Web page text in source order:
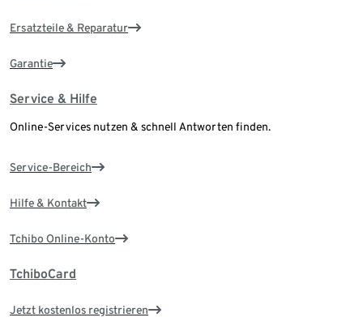
Ersatzteile & Reparatur
Garantie
Service & Hilfe
Online-Services nutzen & schnell Antworten finden.
Service-Bereich
Hilfe & Kontakt
Tchibo Online-Konto
TchiboCard
Jetzt kostenlos registrieren